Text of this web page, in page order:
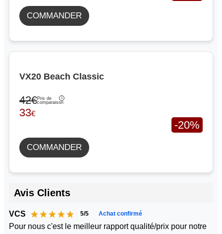
COMMANDER
VX20 Beach Classic
42€Prix de
comparaison
33€
-20%
COMMANDER
Avis Clients
VCS 5/5 Achat confirmé
Pour nous c'est le meilleur rapport qualité/prix pour notre